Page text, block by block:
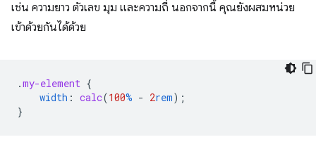
เช่น ความยาว ตัวเลข มุม และความถี่ นอกจากนี้ คุณยังผสมหน่วย
เข้าด้วยกันได้ด้วย
.my-element {
width : calc(100% - 2rem);
}